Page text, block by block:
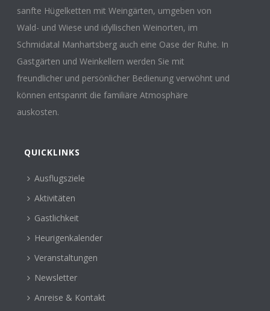
sanfte Hügelketten mit Weingärten, umgeben von
Wald- und Wiese und idyllischen Weinorten, im
Schmidatal Manhartsberg auch eine Oase der Ruhe. In
Gastgärten und Weinkellern werden Sie mit
freundlicher und persönlicher Bedienung verwöhnt und
können entspannt die familiäre Atmosphäre
auskosten.
QUICKLINKS
Ausflugsziele
Aktivitäten
Gastlichkeit
Heurigenkalender
Veranstaltungen
Newsletter
Anreise & Kontakt